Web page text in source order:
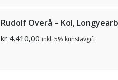
Rudolf Overå – Kol,
kr 4.410,00 inkl. 5% kunstavgift